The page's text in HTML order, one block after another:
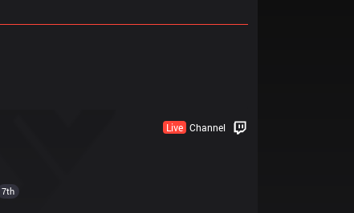
Live Channel
7th